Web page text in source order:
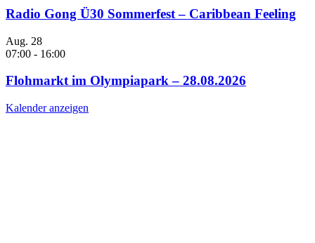
Radio Gong Ü30 Sommerfest – Caribbean Feeling
Aug. 28
07:00 - 16:00
Flohmarkt im Olympiapark – 28.08.2026
Kalender anzeigen